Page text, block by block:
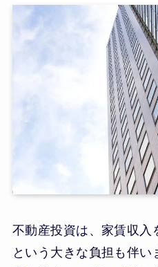
不動産投資は、家賃収入
という大きな負担も伴